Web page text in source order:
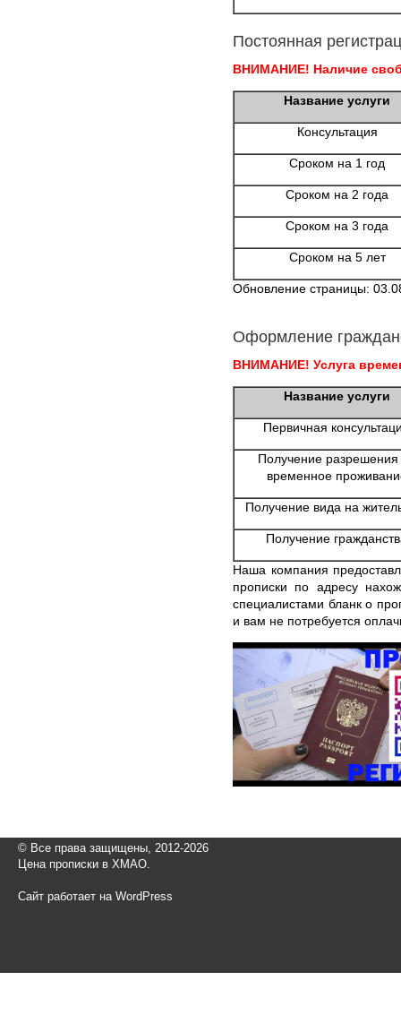
Постоянная
ВНИМАНИЕ! Наличие
Название услуги
Консультация
Сроком на 1 год
Сроком на 2 года
Сроком на 3 года
Сроком на 5 лет
Обновление страницы:
Оформление
ВНИМАНИЕ! Услуга
Название услуги
Первичная
Получение разрешения
временное
Получение вида на
Получение
Наша компания
прописки по адресу
специалистами бланк о
и вам не потребуется
© Все права защищены, 2012-2026
Цена прописки в ХМАО.
Сайт работает на WordPress